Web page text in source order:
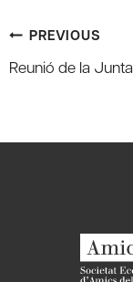
Post
navigation
PREVIOUS
Reunió de la Junta